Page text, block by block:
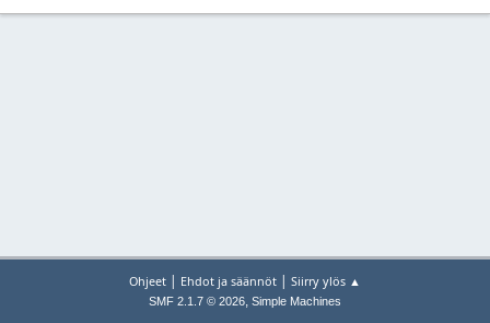
Ohjeet | Ehdot ja säännöt | Siirry ylös ▲
SMF 2.1.7 © 2026, Simple Machines